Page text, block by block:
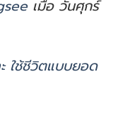
เมื่อ วันศุกร์
ใช้ชีวิตแบบยอด